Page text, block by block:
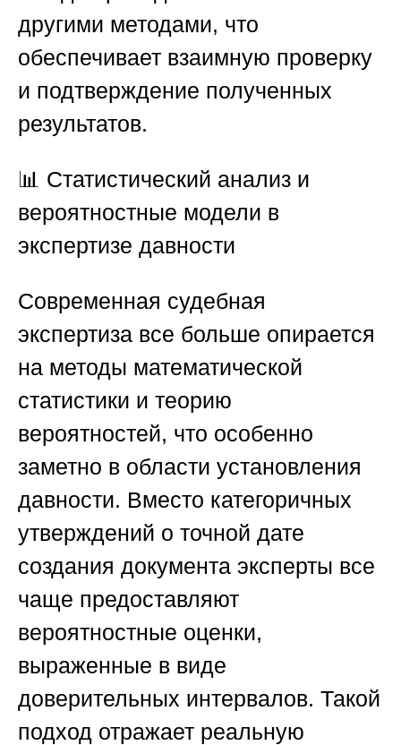
другими методами, что
обеспечивает взаимную проверку
и подтверждение полученных
результатов.
📊 Статистический анализ и
вероятностные модели в
экспертизе давности
Современная судебная
экспертиза все больше опирается
на методы математической
статистики и теорию
вероятностей, что особенно
заметно в области установления
давности. Вместо категоричных
утверждений о точной дате
создания документа эксперты все
чаще предоставляют
вероятностные оценки,
выраженные в виде
доверительных интервалов. Такой
подход отражает реальную